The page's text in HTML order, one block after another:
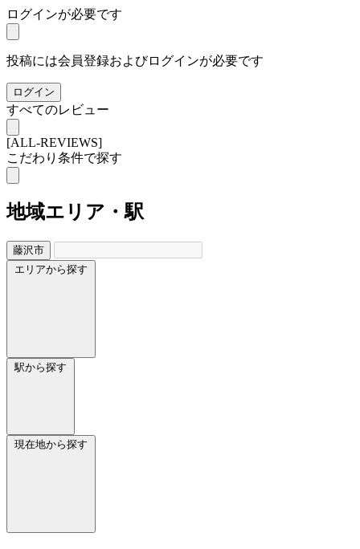
ログインが必要です
投稿には会員登録およびログインが必要です
ログイン
すべてのレビュー
[ALL-REVIEWS]
こだわり条件で探す
地域エリア・駅
藤沢市
エリアから探す
駅から探す
現在地から探す